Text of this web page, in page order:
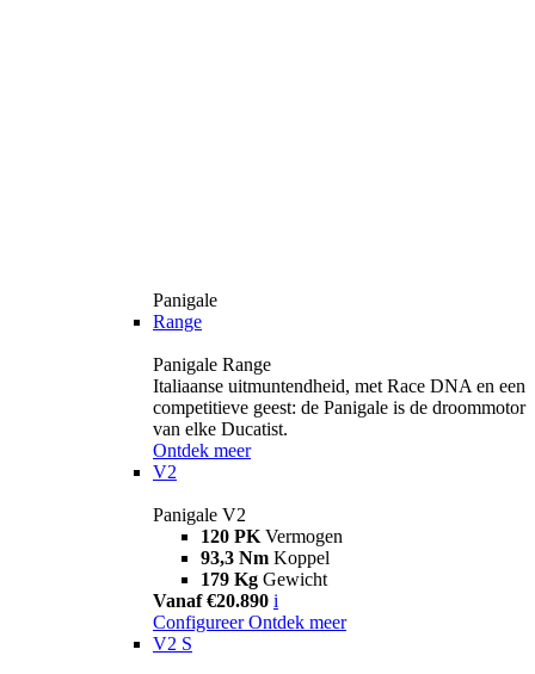
Panigale
Range
Panigale Range
Italiaanse uitmuntendheid, met Race DNA en een
competitieve geest: de Panigale is de droommotor
van elke Ducatist.
Ontdek meer
V2
Panigale V2
120 PK Vermogen
93,3 Nm Koppel
179 Kg Gewicht
Vanaf €20.890 i
Configureer Ontdek meer
V2 S